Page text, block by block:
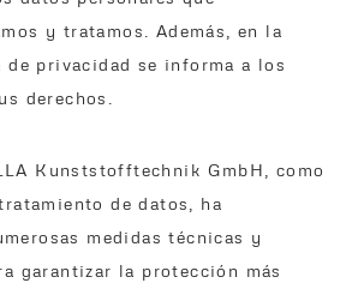
y tratamos. Además, en la
de privacidad se informa a los
derechos.
Kunststofftechnik GmbH, como
de datos, ha
medidas técnicas y
garantizar la protección más